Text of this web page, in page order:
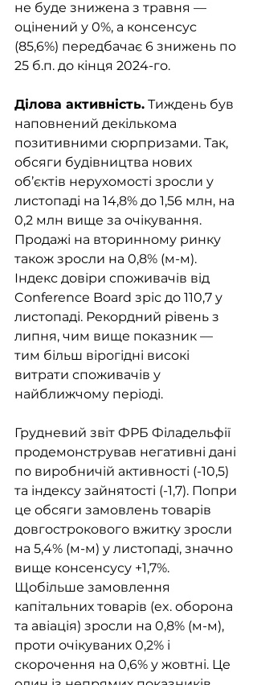
не буде знижена з травня —
оцінений у 0%, а консенсус
(85,6%) передбачає 6 знижень по
25 б.п. до кінця 2024-го.
Ділова активність. Тиждень був
наповнений декількома
позитивними сюрпризами. Так,
обсяги будівництва нових
об’єктів нерухомості зросли у
листопаді на 14,8% до 1,56 млн, на
0,2 млн вище за очікування.
Продажі на вторинному ринку
також зросли на 0,8% (м-м).
Індекс довіри споживачів від
Conference Board зріс до 110,7 у
листопаді. Рекордний рівень з
липня, чим вище показник —
тим більш вірогідні високі
витрати споживачів у
найближчому періоді.
Грудневий звіт ФРБ Філадельфії
продемонстрував негативні дані
по виробничій активності (-10,5)
та індексу зайнятості (-1,7). Попри
це обсяги замовлень товарів
довгострокового вжитку зросли
на 5,4% (м-м) у листопаді, значно
вище консенсусу +1,7%.
Щобільше замовлення
капітальних товарів (ex. оборона
та авіація) зросли на 0,8% (м-м),
проти очікуваних 0,2% і
скорочення на 0,6% у жовтні. Це